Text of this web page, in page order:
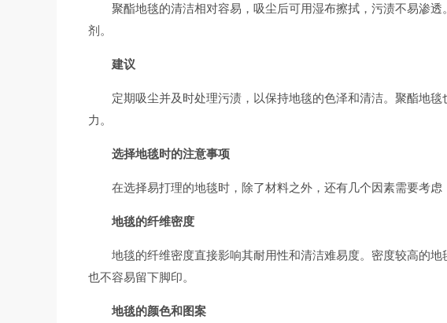
聚酯地毯的清洁相对容易，吸尘后可用湿布擦拭，污渍不易渗
剂。
建议
定期吸尘并及时处理污渍，以保持地毯的色泽和清洁。聚酯地
力。
选择地毯时的注意事项
在选择易打理的地毯时，除了材料之外，还有几个因素需要考虑
地毯的纤维密度
地毯的纤维密度直接影响其耐用性和清洁难易度。密度较高的
也不容易留下脚印。
地毯的颜色和图案